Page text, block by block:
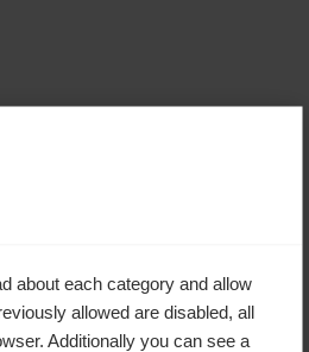
about each category and allow
allowed are disabled, all
Additionally you can see a